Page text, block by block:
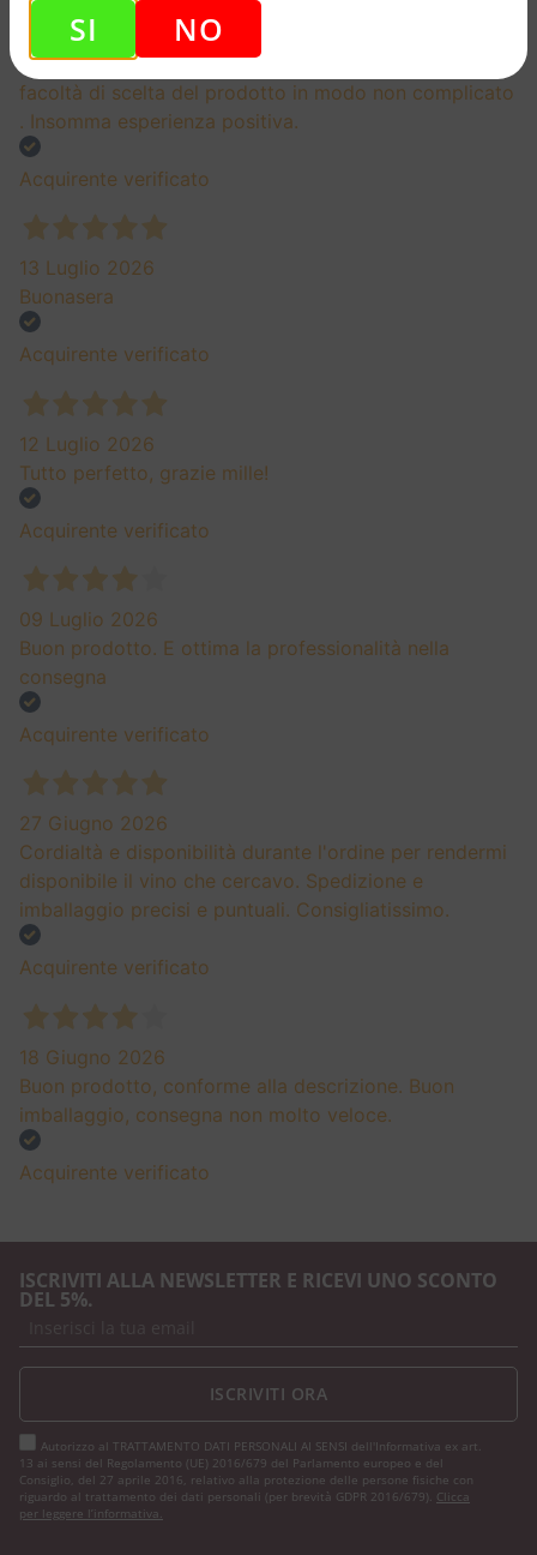
20 Luglio 2026
Tornero' ad acquistare perché offrite una buona
facoltà di scelta del prodotto in modo non complicato
. Insomma esperienza positiva.
Acquirente verificato
13 Luglio 2026
Buonasera
Acquirente verificato
12 Luglio 2026
Tutto perfetto, grazie mille!
Acquirente verificato
09 Luglio 2026
Buon prodotto. E ottima la professionalità nella
consegna
Acquirente verificato
27 Giugno 2026
Cordialtà e disponibilità durante l'ordine per rendermi
disponibile il vino che cercavo. Spedizione e
imballaggio precisi e puntuali. Consigliatissimo.
Acquirente verificato
18 Giugno 2026
Buon prodotto, conforme alla descrizione. Buon
imballaggio, consegna non molto veloce.
Acquirente verificato
ISCRIVITI ALLA NEWSLETTER E RICEVI UNO SCONTO
DEL 5%.
Autorizzo al TRATTAMENTO DATI PERSONALI AI SENSI dell'Informativa ex art.
13 ai sensi del Regolamento (UE) 2016/679 del Parlamento europeo e del
Consiglio, del 27 aprile 2016, relativo alla protezione delle persone fisiche con
riguardo al trattamento dei dati personali (per brevità GDPR 2016/679). Clicca
per leggere l’informativa.
ISCRIVITI ORA
SI NO